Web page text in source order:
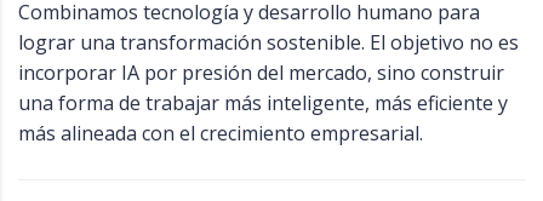
Combinamos tecnología y desarrollo humano para
lograr una transformación sostenible. El objetivo no es
incorporar IA por presión del mercado, sino construir
una forma de trabajar más inteligente, más eficiente y
más alineada con el crecimiento empresarial.